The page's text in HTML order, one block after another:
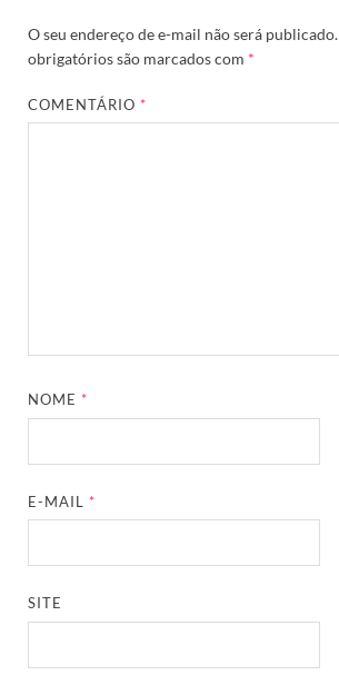
O seu endereço de e-mail não será publicado.
obrigatórios são marcados com *
COMENTÁRIO*
NOME*
E-MAIL*
SITE